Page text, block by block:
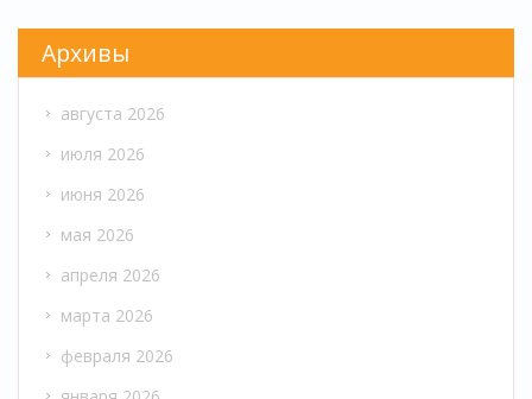
Архивы
августа 2026
июля 2026
июня 2026
мая 2026
апреля 2026
марта 2026
февраля 2026